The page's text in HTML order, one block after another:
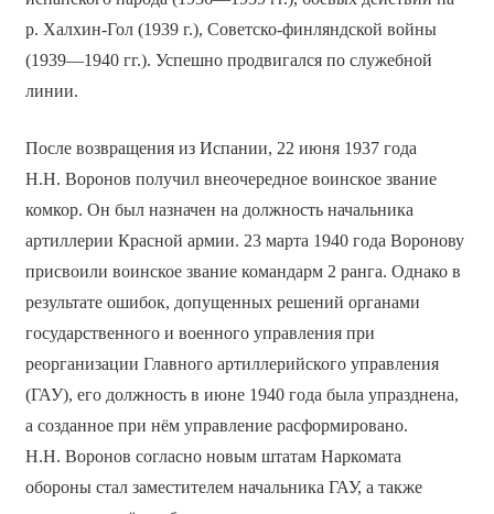
р. Халхин-Гол (1939 г.), Советско-финляндской войны
(1939—1940 гг.). Успешно продвигался по служебной
линии.
После возвращения из Испании, 22 июня 1937 года
Н.Н. Воронов получил внеочередное воинское звание
комкор. Он был назначен на должность начальника
артиллерии Красной армии. 23 марта 1940 года Воронову
присвоили воинское звание командарм 2 ранга. Однако в
результате ошибок, допущенных решений органами
государственного и военного управления при
реорганизации Главного артиллерийского управления
(ГАУ), его должность в июне 1940 года была упразднена,
а созданное при нём управление расформировано.
Н.Н. Воронов согласно новым штатам Наркомата
обороны стал заместителем начальника ГАУ, а также